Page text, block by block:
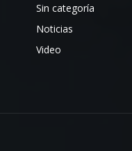
Sin categoría
Noticias
Video